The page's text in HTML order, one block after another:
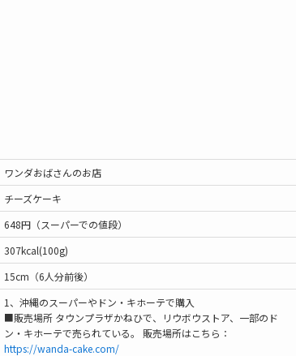
ワンダおばさんのお店
チーズケーキ
648円（スーパーでの値段）
307kcal(100g)
15cm（6人分前後）
1、沖縄のスーパーやドン・キホーテで購入
■販売場所 タウンプラザかねひで、リウボウストア、一部のド
ン・キホーテで売られている。 販売場所はこちら：
https://wanda-cake.com/